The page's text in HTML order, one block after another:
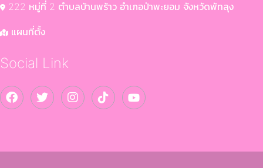
222 หมู่ที่ 2 ตำบลบ้านพร้าว อำเภอป่าพะยอม จังหวัดพัทลุง
แผนที่ตั้ง
Social Link